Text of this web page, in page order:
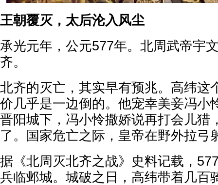
王朝覆灭，太后沦入风尘
承光元年，公元577年。北周武帝宇
齐。
北齐的灭亡，其实早有预兆。高纬这
价几乎是一边倒的。他宠幸美妾冯小
晋阳城下，冯小怜撒娇说再打会儿猎
了。国家危亡之际，皇帝在野外拉弓
据《北周灭北齐之战》史料记载，
兵临邺城。城破之日，高纬带着几百